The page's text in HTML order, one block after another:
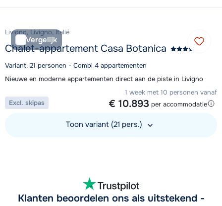
Vergelijk
Livigno, Livigno, Italië
Chalet-appartement Casa Botanica
Variant: 21 personen - Combi 4 appartementen
Nieuwe en moderne appartementen direct aan de piste in Livigno
1 week met 10 personen vanaf
€ 10.893 per accommodatie
Excl. skipas
Toon variant (21 pers.)
Klanten beoordelen ons als uitstekend -